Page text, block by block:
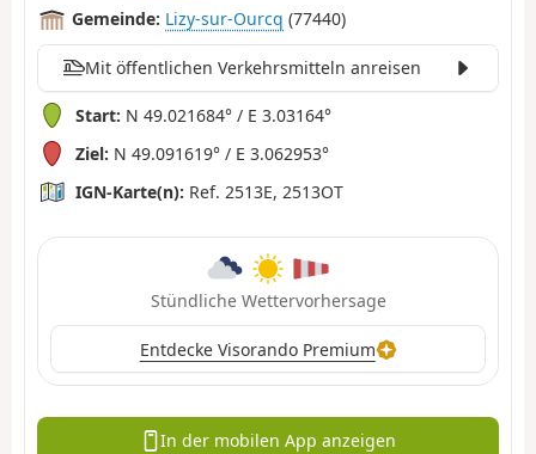
Gemeinde: Lizy-sur-Ourcq (77440)
Mit öffentlichen Verkehrsmitteln anreisen
Start: N 49.021684° / E 3.03164°
Ziel: N 49.091619° / E 3.062953°
IGN-Karte(n): Ref. 2513E, 2513OT
Stündliche Wettervorhersage
Entdecke Visorando Premium
In der mobilen App anzeigen